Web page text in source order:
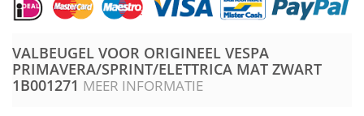
VALBEUGEL VOOR ORIGINEEL VESPA
PRIMAVERA/SPRINT/ELETTRICA MAT ZWART
1B001271 MEER INFORMATIE